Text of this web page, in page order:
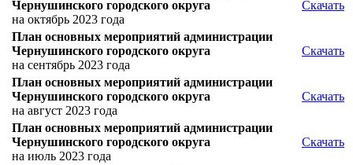
Чернушинского городского округа
на октябрь 2023 года
Скачать
План основных мероприятий администрации
Чернушинского городского округа
на сентябрь 2023 года
Скачать
План основных мероприятий администрации
Чернушинского городского округа
на август 2023 года
Скачать
План основных мероприятий администрации
Чернушинского городского округа
на июль 2023 года
Скачать